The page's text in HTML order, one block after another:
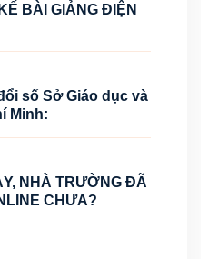
BÀI GIẢNG ĐIỆN
số Sở Giáo dục và
Minh:
NHÀ TRƯỜNG ĐÃ
CHƯA?